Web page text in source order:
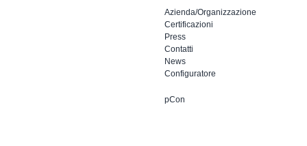
Azienda/Organizzazione
Certificazioni
Press
Contatti
News
Configuratore
pCon